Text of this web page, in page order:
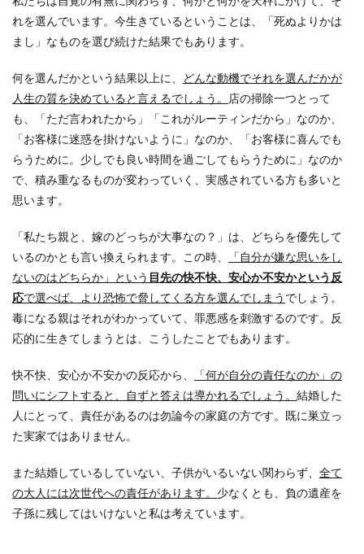
れを選んでいます。今生きているということは、「死ぬよりかは
まし」なものを選び続けた結果でもあります。
何を選んだかという結果以上に、
どんな動機でそれを選んだかが
人生の質を決めていると言えるでしょう。
店の掃除一つとって
も、「ただ言われたから」「これがルーティンだから」なのか、
「お客様に迷惑を掛けないように」なのか、「お客様に喜んでも
らうために。少しでも良い時間を過ごしてもらうために」なのか
で、積み重なるものが変わっていく、実感されている方も多いと
思います。
「私たち親と、嫁のどっちが大事なの？」は、どちらを優先して
いるのかとも言い換えられます。この時、
「自分が嫌な思いをし
ないのはどちらか」という 目先の快不快、安心か不安かという反
応で選べば、より恐怖で脅してくる方を選んでしまう でしょう。
毒になる親はそれがわかっていて、罪悪感を刺激するのです。反
応的に生きてしまうとは、こうしたことでもあります。
快不快、安心か不安かの反応から、
「何が自分の責任なのか」の
問いにシフトすると、自ずと答えは導かれるでしょう。 結婚した
人にとって、責任があるのは勿論今の家庭の方です。既に巣立っ
た実家ではありません。
また結婚しているしていない、子供がいるいない関わらず、 全て
の大人には次世代への責任があります。 少なくとも、負の遺産を
子孫に残してはいけないと私は考えています。